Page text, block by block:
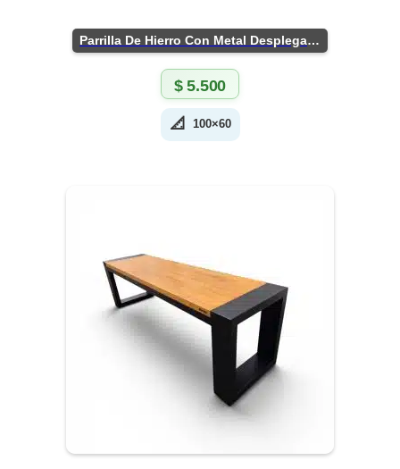
Parrilla De Hierro Con Metal Desplegado
$5.500
📐 100×60